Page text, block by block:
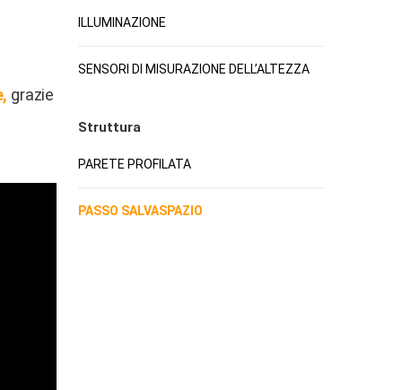
grazie
ILLUMINAZIONE
SENSORI DI MISURAZIONE DELL’ALTEZZA
Struttura
PARETE PROFILATA
PASSO SALVASPAZIO